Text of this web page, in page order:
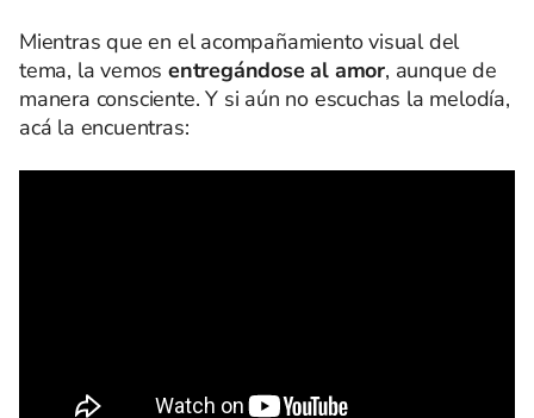
Mientras que en el acompañamiento visual del
tema, la vemosentregándose al amor, aunque de
manera consciente. Y si aún no escuchas la melodía,
acá la encuentras: